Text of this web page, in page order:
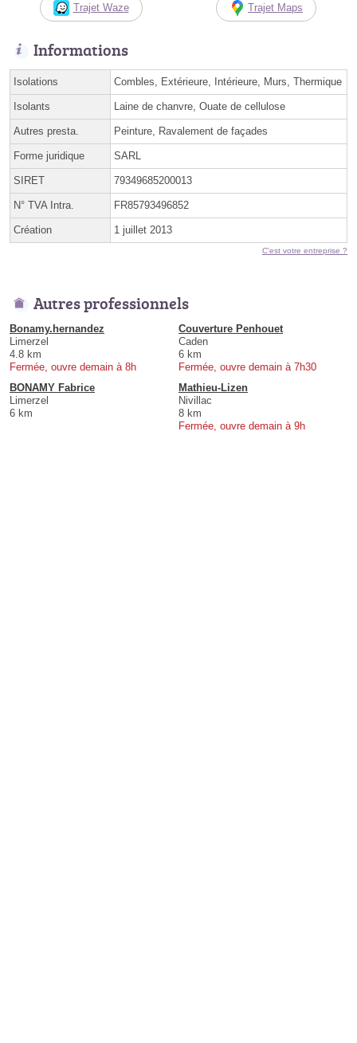
Trajet Waze Trajet Maps
Informations
Isolations Combles, Extérieure, Intérieure, Murs, Thermique
Isolants Laine de chanvre, Ouate de cellulose
Autres presta. Peinture, Ravalement de façades
Forme juridique SARL
SIRET 79349685200013
N° TVA Intra. FR85793496852
Création 1 juillet 2013
C'est votre entreprise ?
Autres professionnels
Bonamy.hernandez
Limerzel
4.8 km
Fermée, ouvre demain à 8h
Couverture Penhouet
Caden
6 km
Fermée, ouvre demain à 7h30
BONAMY Fabrice
Limerzel
6 km
Mathieu-Lizen
Nivillac
8 km
Fermée, ouvre demain à 9h